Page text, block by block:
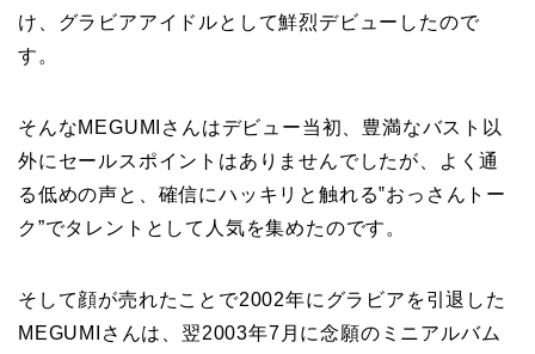
け、グラビアアイドルとして鮮烈デビューしたので
す。
そんなMEGUMIさんはデビュー当初、豊満なバスト以
外にセールスポイントはありませんでしたが、よく通
る低めの声と、確信にハッキリと触れる‟おっさんトー
ク”でタレントとして人気を集めたのです。
そして顔が売れたことで2002年にグラビアを引退した
MEGUMIさんは、翌2003年7月に念願のミニアルバム